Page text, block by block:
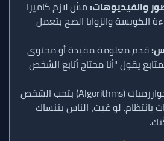
والفيديوهات:مش لازم كاميرا
الكويسة والزوايا الصح بتعمل
قدم معلومة مفيدة أو محتوى
يقول "أنا محتاج أتابع الشخص
الخوارزميات (Algorithms) بتحب الشخص
بانتظام. لو غبت، الناس بتنساك